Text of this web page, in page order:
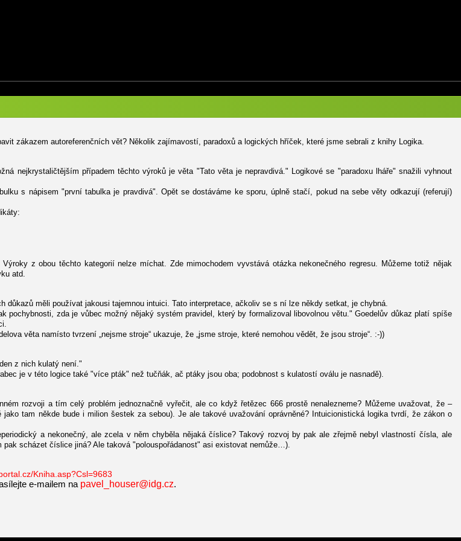
zákazem autoreferenčních vět? Několik zajímavostí, paradoxů a logických hříček, které jsme sebrali z knihy Logika.
nejkrystaličtějším případem těchto výroků je věta "Tato věta je nepravdivá." Logikové se "paradoxu lháře" snažili vyhnout
s nápisem "první tabulka je pravdivá". Opět se dostáváme ke sporu, úplně stačí, pokud na sebe věty odkazují (referují)
z obou těchto kategorií nelze míchat. Zde mimochodem vyvstává otázka nekonečného regresu. Můžeme totiž nějak
atd.
měli používat jakousi tajemnou intuici. Tato interpretace, ačkoliv se s ní lze někdy setkat, je chybná.
zda je vůbec možný nějaký systém pravidel, který by formalizoval libovolnou větu." Goedelův důkaz platí spíše
věta namísto tvrzení „nejsme stroje“ ukazuje, že „jsme stroje, které nemohou vědět, že jsou stroje“. :-))
z nich kulatý není."
je v této logice také "více pták" než tučňák, ač ptáky jsou oba; podobnost s kulatostí oválu je nasnadě).
rozvoji a tím celý problém jednoznačně vyřečit, ale co když řetězec 666 prostě nenalezneme? Můžeme uvažovat, že –
tam někde bude i milion šestek za sebou). Je ale takové uvažování oprávněné? Intuicionistická logika tvrdí, že zákon o
a nekonečný, ale zcela v něm chyběla nějaká číslice? Takový rozvoj by pak ale zřejmě nebyl vlastností čísla, ale
scházet číslice jiná? Ale taková "polouspořádanost" asi existovat nemůže…).
Kniha.asp?Csl=9683
e-mailem na pavel_houser@idg.cz.